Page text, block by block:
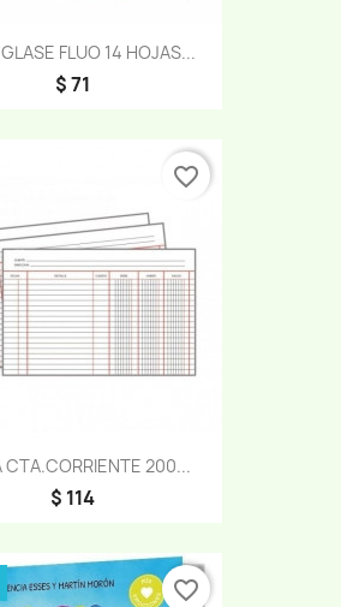
FLUO 14 HOJAS...
$ 71
CTA.CORRIENTE 200...
$ 114
favorite_border
favorite_border